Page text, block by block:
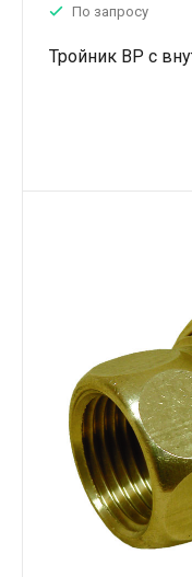
По запросу
Тройник ВР с